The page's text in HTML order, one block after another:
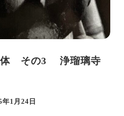
体 その3 浄瑠璃寺
日
年1月24日